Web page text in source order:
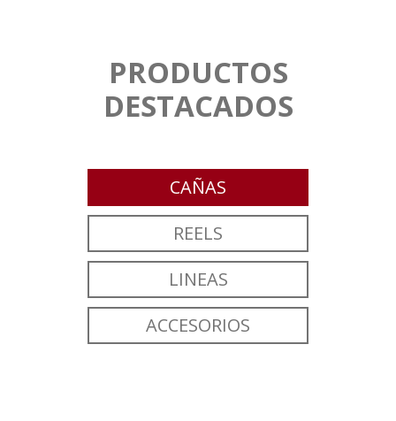
PRODUCTOS
DESTACADOS
CAÑAS
REELS
LINEAS
ACCESORIOS